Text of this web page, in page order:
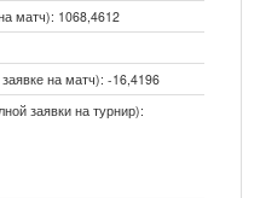
матч): 1068,4612
на матч): -16,4196
заявки на турнир):